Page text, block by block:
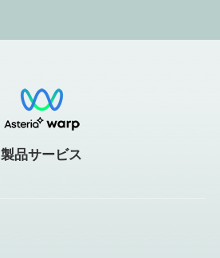
製品サービス